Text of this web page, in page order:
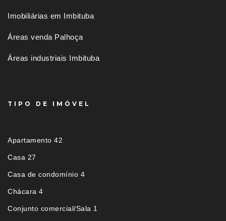
Imobiliárias em Imbituba
Áreas venda Palhoça
Áreas industriais Imbituba
TIPO DE IMÓVEL
Apartamento 42
Casa 27
Casa de condomínio 4
Chácara 4
Conjunto comercial/Sala 1